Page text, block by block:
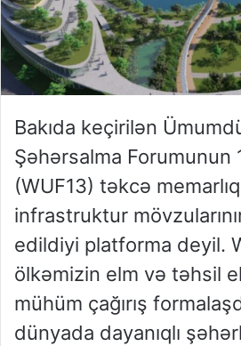
Bakıda keçirilən
Şəhərsalma Forumunun
(WUF13) təkcə
infrastruktur
edildiyi platforma deyil.
ölkəmizin elm və təhsil
mühüm çağırış
dünyada dayanıqlı